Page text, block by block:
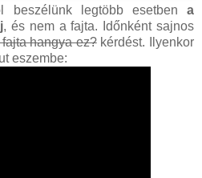
beszélünk legtöbb esetben a
, és nem a fajta. Időnként sajnos
hangya ez?kérdést. Ilyenkor
eszembe: